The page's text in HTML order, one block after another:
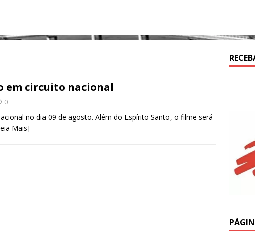
em circuito nacional
0
no dia 09 de agosto. Além do Espírito Santo, o filme será
Mais]